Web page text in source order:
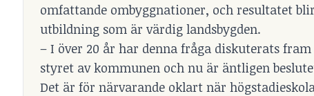
omfattande ombyggnationer, och resultatet
utbildning som är värdig landsbygden.
– I över 20 år har denna fråga diskuterats
styret av kommunen och nu är äntligen
Det är för närvarande oklart när